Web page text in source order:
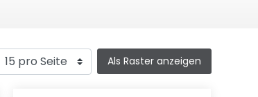
Als Raster anzeigen